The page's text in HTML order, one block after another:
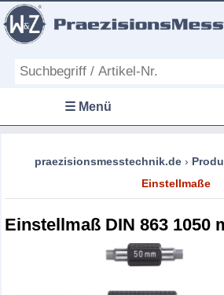
☰ Menü
praezisionsmesstechnik.de ›
Einstellmaße
Einstellmaß DIN 863 1050